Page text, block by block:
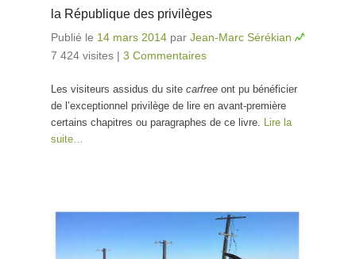
la République des privilèges
Publié le 14 mars 2014 par Jean-Marc Sérékian
7 424 visites | 3 Commentaires
Les visiteurs assidus du site carfree ont pu bénéficier
de l’exceptionnel privilège de lire en avant-première
certains chapitres ou paragraphes de ce livre. Lire la
suite…